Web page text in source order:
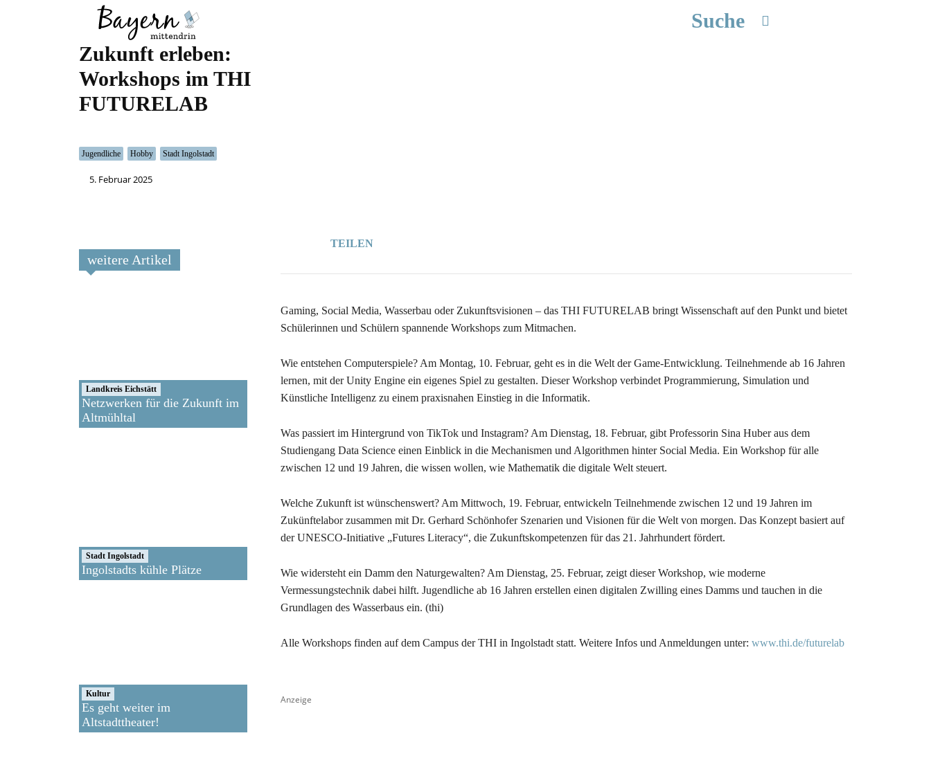
Suche
Zukunft erleben:
Workshops im THI
FUTURELAB
Jugendliche Hobby Stadt Ingolstadt
5. Februar 2025
weitere Artikel
Landkreis Eichstätt
Netzwerken für die Zukunft im
Altmühltal
Stadt Ingolstadt
Ingolstadts kühle Plätze
Kultur
Es geht weiter im
Altstadttheater!
TEILEN
Gaming, Social Media, Wasserbau oder Zukunftsvisionen – das THI FUTURELAB bringt Wissenschaft auf den Punkt und bietet
Schülerinnen und Schülern spannende Workshops zum Mitmachen.
Wie entstehen Computerspiele? Am Montag, 10. Februar, geht es in die Welt der Game-Entwicklung. Teilnehmende ab 16 Jahren
lernen, mit der Unity Engine ein eigenes Spiel zu gestalten. Dieser Workshop verbindet Programmierung, Simulation und
Künstliche Intelligenz zu einem praxisnahen Einstieg in die Informatik.
Was passiert im Hintergrund von TikTok und Instagram? Am Dienstag, 18. Februar, gibt Professorin Sina Huber aus dem
Studiengang Data Science einen Einblick in die Mechanismen und Algorithmen hinter Social Media. Ein Workshop für alle
zwischen 12 und 19 Jahren, die wissen wollen, wie Mathematik die digitale Welt steuert.
Welche Zukunft ist wünschenswert? Am Mittwoch, 19. Februar, entwickeln Teilnehmende zwischen 12 und 19 Jahren im
Zukünftelabor zusammen mit Dr. Gerhard Schönhofer Szenarien und Visionen für die Welt von morgen. Das Konzept basiert auf
der UNESCO-Initiative „Futures Literacy“, die Zukunftskompetenzen für das 21. Jahrhundert fördert.
Wie widersteht ein Damm den Naturgewalten? Am Dienstag, 25. Februar, zeigt dieser Workshop, wie moderne
Vermessungstechnik dabei hilft. Jugendliche ab 16 Jahren erstellen einen digitalen Zwilling eines Damms und tauchen in die
Grundlagen des Wasserbaus ein. (thi)
Alle Workshops finden auf dem Campus der THI in Ingolstadt statt. Weitere Infos und Anmeldungen unter: www.thi.de/futurelab
Anzeige